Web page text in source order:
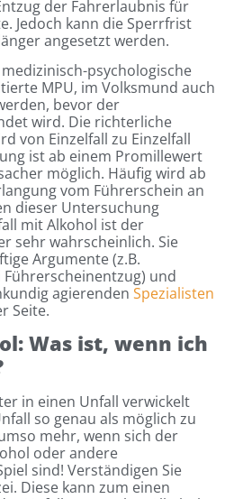
der Fahrerlaubnis für
Jedoch kann die Sperrfrist
angesetzt werden.
psychologische
MPU, im Volksmund auch
bevor der
wird. Die richterliche
von Einzelfall zu Einzelfall
ist ab einem Promillewert
möglich. Häufig wird ab
vom Führerschein an
dieser Untersuchung
mit Alkohol ist der
sehr wahrscheinlich. Sie
Argumente (z.B.
und
agierenden Spezialisten
Seite.
Was ist, wenn ich
in einen Unfall verwickelt
so genau als möglich zu
mehr, wenn sich der
oder andere
sind! Verständigen Sie
Diese kann zum einen